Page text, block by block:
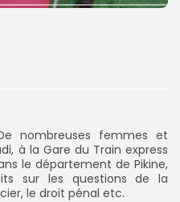
nombreuses femmes et
à la Gare du Train express
le département de Pikine,
sur les questions de la
le droit pénal etc.